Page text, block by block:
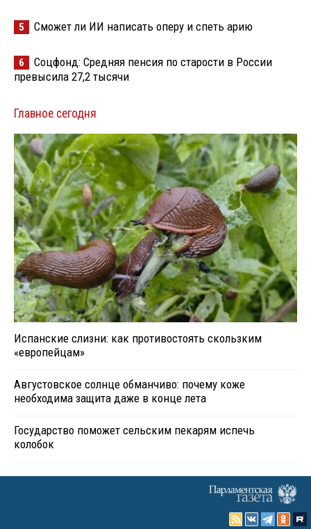
5 Сможет ли ИИ написать оперу и спеть арию
6
Соцфонд: Средняя пенсия по старости в России
превысила 27,2 тысячи
Главное сегодня
Испанские слизни: как противостоять скользким
«европейцам»
Августовское солнце обманчиво: почему коже
необходима защита даже в конце лета
Государство поможет сельским пекарям испечь
колобок